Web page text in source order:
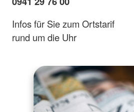
Infos für Sie zum Ortstarif
rund um die Uhr